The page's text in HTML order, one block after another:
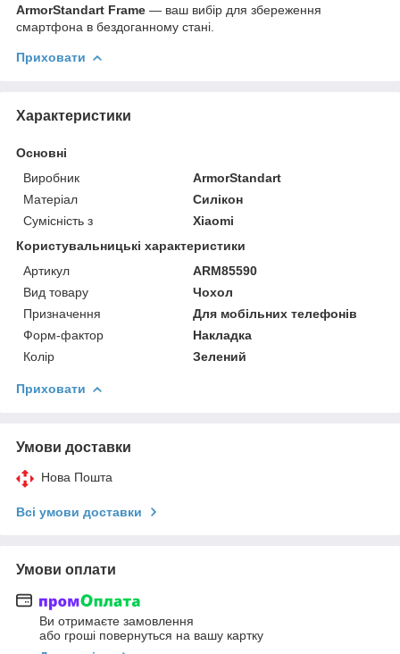
ArmorStandart Frame — ваш вибір для збереження
смартфона в бездоганному стані.
Приховати
Характеристики
Основні
Виробник
ArmorStandart
Матеріал
Силікон
Сумісність з
Xiaomi
Користувальницькі характеристики
Артикул
ARM85590
Вид товару
Чохол
Призначення
Для мобільних телефонів
Форм-фактор
Накладка
Колір
Зелений
Приховати
Умови доставки
Нова Пошта
Всі умови доставки
Умови оплати
Ви отримаєте замовлення
або гроші повернуться на вашу картку